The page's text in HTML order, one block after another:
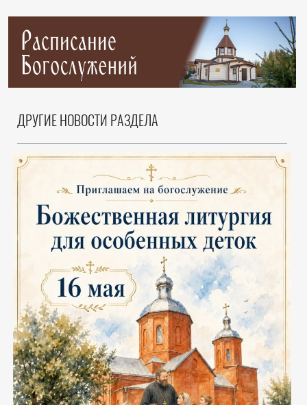
ДРУГИЕ НОВОСТИ РАЗДЕЛА